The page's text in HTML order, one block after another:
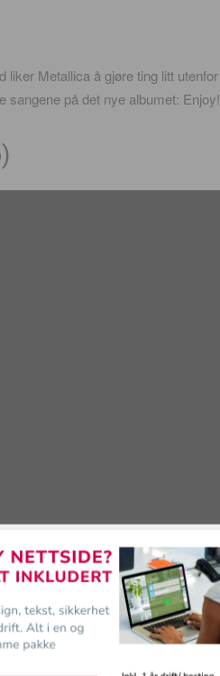
liker Metallica å gjøre ting litt utenfor
sangene på det nye albumet: Enjoy!